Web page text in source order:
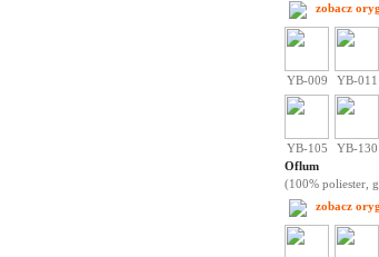
zobacz
YB-009 YB-011
YB-105 YB-130
Oflum
(100% poliester,
zobacz